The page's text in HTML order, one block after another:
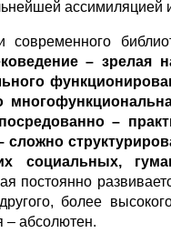
– зрелая
многофункцио
–
социальных,
постоянно
более
– абсолютен.